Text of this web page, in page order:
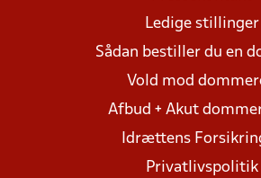
Ledige stillinger
Sådan bestiller du en
Vold mod
Afbud + Akut
Idrættens
Privatlivspolitik